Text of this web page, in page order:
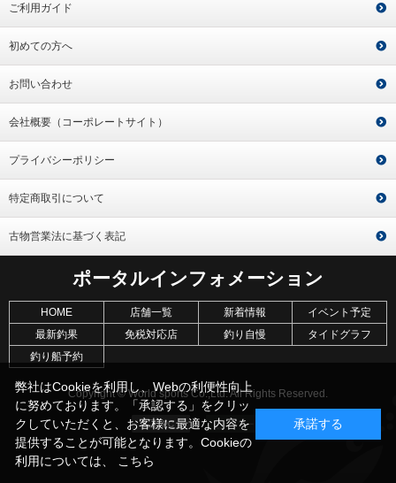
ご利用ガイド
初めての方へ
お問い合わせ
会社概要（コーポレートサイト）
プライバシーポリシー
特定商取引について
古物営業法に基づく表記
ポータルインフォメーション
HOME 店舗一覧 新着情報
イベント予定
最新釣果
免税対応店 釣り自慢
タイドグラフ
釣り船予約
Copyright © World sports Co.,Ltd. All Rights Reserved.
弊社はCookieを利用し、Webの利便性向上
に努めております。「承認する」をクリッ
クしていただくと、お客様に最適な内容を
提供することが可能となります。Cookieの
利用については、 こちら
承諾する